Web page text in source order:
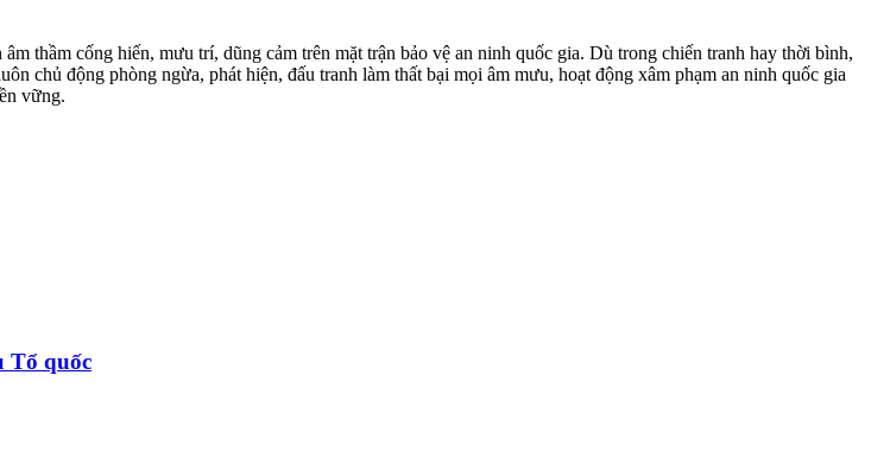
thầm cống hiến, mưu trí, dũng cảm trên mặt trận bảo vệ an ninh quốc gia. Dù trong chiến tranh hay thời bình,
chủ động phòng ngừa, phát hiện, đấu tranh làm thất bại mọi âm mưu, hoạt động xâm phạm an ninh quốc gia
vững.
Tổ quốc